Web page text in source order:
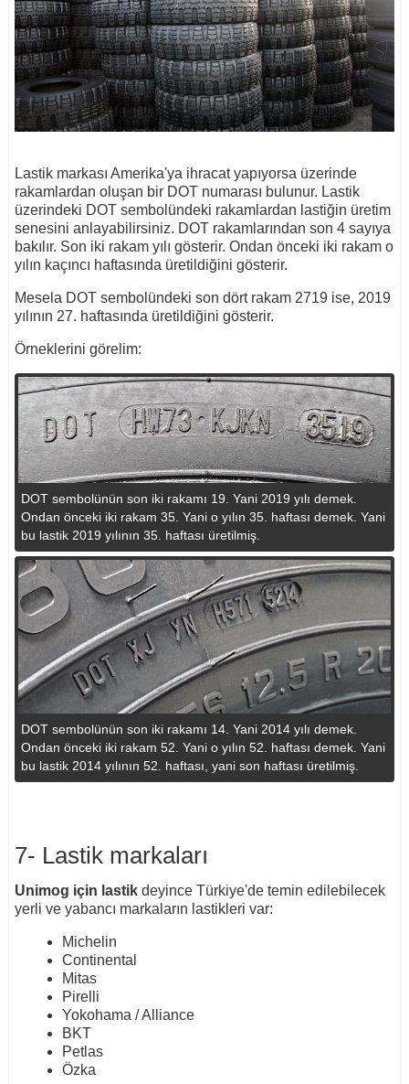
Lastik markası Amerika'ya ihracat yapıyorsa üzerinde
rakamlardan oluşan bir DOT numarası bulunur. Lastik
üzerindeki DOT sembolündeki rakamlardan lastiğin üretim
senesini anlayabilirsiniz. DOT rakamlarından son 4 sayıya
bakılır. Son iki rakam yılı gösterir. Ondan önceki iki rakam o
yılın kaçıncı haftasında üretildiğini gösterir.
Mesela DOT sembolündeki son dört rakam 2719 ise, 2019
yılının 27. haftasında üretildiğini gösterir.
Örneklerini görelim:
DOT sembolünün son iki rakamı 19. Yani 2019 yılı demek.
Ondan önceki iki rakam 35. Yani o yılın 35. haftası demek. Yani
bu lastik 2019 yılının 35. haftası üretilmiş.
DOT sembolünün son iki rakamı 14. Yani 2014 yılı demek.
Ondan önceki iki rakam 52. Yani o yılın 52. haftası demek. Yani
bu lastik 2014 yılının 52. haftası, yani son haftası üretilmiş.
7- Lastik markaları
Unimog için lastikdeyince Türkiye'de temin edilebilecek
yerli ve yabancı markaların lastikleri var:
Michelin
Continental
Mitas
Pirelli
Yokohama / Alliance
BKT
Petlas
Özka